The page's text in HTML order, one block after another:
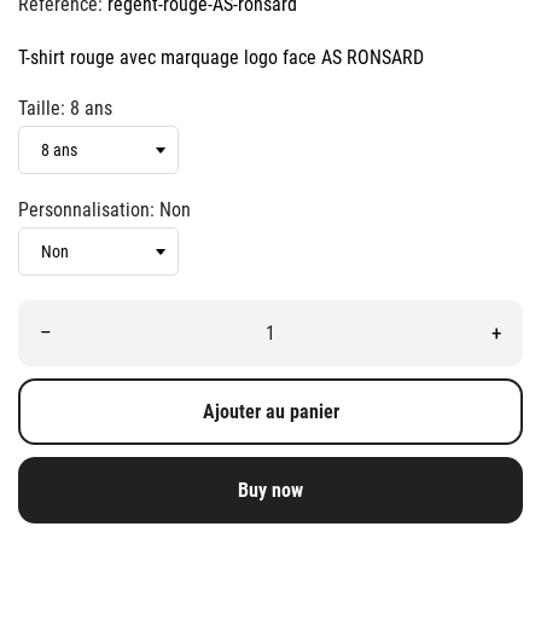
T-shirt rouge avec marquage logo face AS RONSARD
Taille: 8 ans
Personnalisation: Non
– +
Ajouter au panier
Buy now